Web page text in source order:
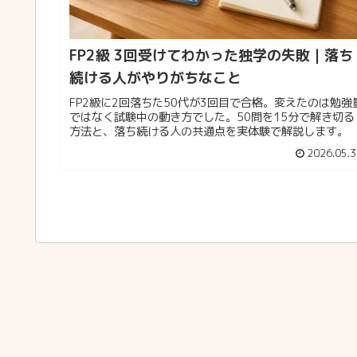
FP2級 3回受けてわかった独学の失敗｜落ち
続ける人がやりがちなこと
FP2級に2回落ちた50代が3回目で合格。変えたのは勉強
ではなく試験中の動き方でした。50問を15分で解き切る
方法と、落ち続ける人の共通点を実体験で解説します。